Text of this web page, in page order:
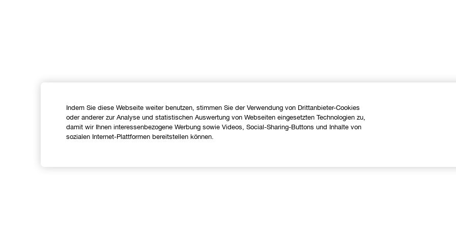
Indem Sie diese Webseite weiter benutzen, stimmen Sie der Verwendung von Drittanbieter-Cookies
oder anderer zur Analyse und statistischen Auswertung von Webseiten eingesetzten Technologien zu,
damit wir Ihnen interessenbezogene Werbung sowie Videos, Social-Sharing-Buttons und Inhalte von
sozialen Internet-Plattformen bereitstellen können.